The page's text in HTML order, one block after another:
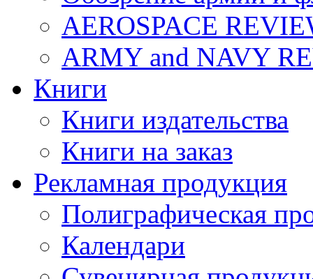
AEROSPACE
ARMY and NAVY
Книги
Книги издательства
Книги на заказ
Рекламная продукция
Полиграфическая
Календари